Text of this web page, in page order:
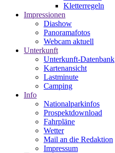
Kletterregeln
Impressionen
Diashow
Panoramafotos
Webcam aktuell
Unterkunft
Unterkunft-Datenbank
Kartenansicht
Lastminute
Camping
Info
Nationalparkinfos
Prospektdownload
Fahrpläne
Wetter
Mail an die Redaktion
Impressum